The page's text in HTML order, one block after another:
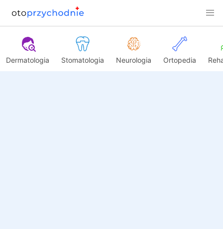
Dermatologia Stomatologia Neurologia Ortopedia